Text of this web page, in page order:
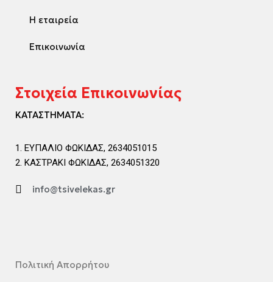
Η εταιρεία
Επικοινωνία
Στοιχεία Επικοινωνίας
ΚΑΤΑΣΤΗΜΑΤΑ:
ΕΥΠΑΛΙΟ ΦΩΚΙΔΑΣ, 2634051015
ΚΑΣΤΡΑΚΙ ΦΩΚΙΔΑΣ, 2634051320
info@tsivelekas.gr
Πολιτική Απορρήτου